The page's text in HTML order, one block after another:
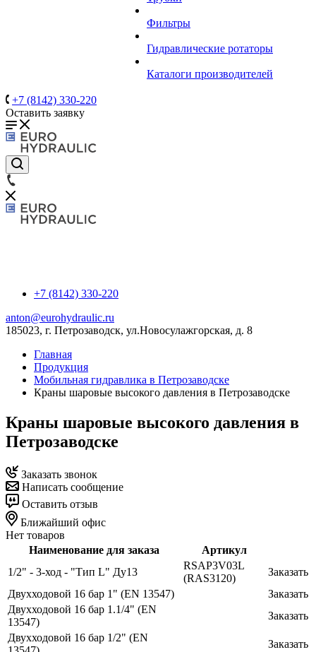
Фильтры
Гидравлические ротаторы
Каталоги производителей
+7 (8142) 330-220
Оставить заявку
+7 (8142) 330-220
anton@eurohydraulic.ru
185023, г. Петрозаводск, ул.Новосулажгорская, д. 8
Главная
Продукция
Мобильная гидравлика в Петрозаводске
Краны шаровые высокого давления в Петрозаводске
Краны шаровые высокого давления в
Петрозаводске
Заказать звонок
Написать сообщение
Оставить отзыв
Ближайший офис
Нет товаров
Наименование для заказа
Артикул
1/2" - 3-ход - "Тип L" Ду13
RSAP3V03L
(RAS3120)
Заказать
Двухходовой 16 бар 1" (EN 13547)
Заказать
Двухходовой 16 бар 1.1/4" (EN
13547)
Заказать
Двухходовой 16 бар 1/2" (EN
Заказать